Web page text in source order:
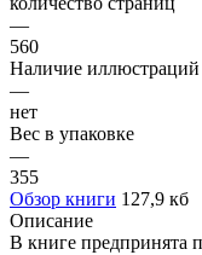
—
560
Наличие иллюстраций
—
нет
Вес в упаковке
—
355
Обзор книги 127,9 кб
Описание
В книге предпринята